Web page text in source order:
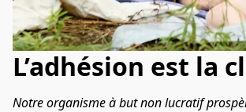
L’adhésion est la
Notre organisme à but non lucratif